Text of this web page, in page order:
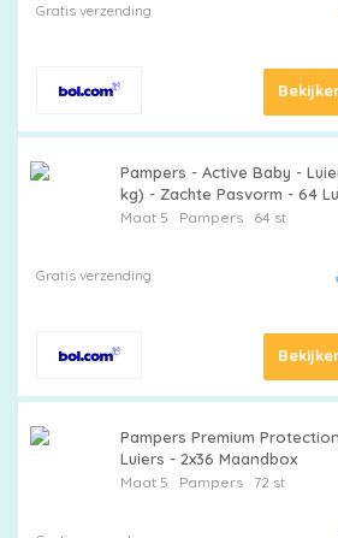
Gratis verzending
Pampers - Active Baby -
kg) - Zachte Pasvorm - 64
Voordeelverpakking - 2
Maat 5 Pampers64 st
Gratis verzending
Pampers Premium
Luiers - 2x36 Maandbox
Maat 5 Pampers72 st